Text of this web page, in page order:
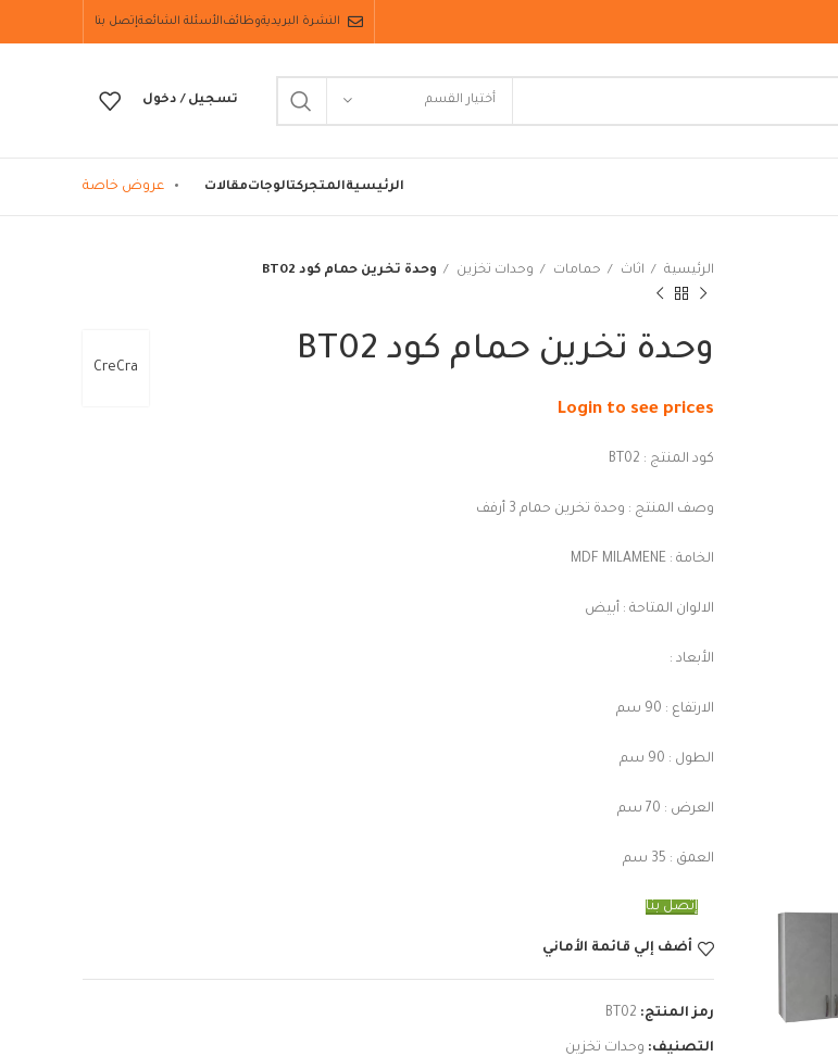
النشرة البريديةوظائفالأسئلة الشائعةإتصل بنا
أختيار القسم تسجيل / دخول
الرئيسيةالمتجركتالوجاتمقالات عروض خاصة
الرئيسية اثاث حمامات وحدات تخزين وحدة تخرين حمام كود BT02
CreCra وحدة تخرين حمام كود BT02
Login to see prices
كود المنتج : BT02
وصف المنتج : وحدة تخرين حمام 3 أرفف
الخامة : MDF MILAMENE
الالوان المتاحة : أبيض
الأبعاد :
الارتفاع : 90 سم
الطول : 90 سم
العرض : 70 سم
العمق : 35 سم
إتصل بنا
أضف إلي قائمة الأماني
رمز المنتج: BT02
التصنيف: وحدات تخزين